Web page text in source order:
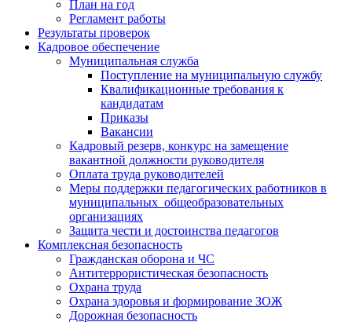
План на год
Регламент работы
Результаты проверок
Кадровое обеспечение
Муниципальная служба
Поступление на муниципальную службу
Квалификационные требования к
кандидатам
Приказы
Вакансии
Кадровый резерв, конкурс на замещение
вакантной должности руководителя
Оплата труда руководителей
Меры поддержки педагогических работников в
муниципальных общеобразовательных
организациях
Защита чести и достоинства педагогов
Комплексная безопасность
Гражданская оборона и ЧС
Антитеррористическая безопасность
Охрана труда
Охрана здоровья и формирование ЗОЖ
Дорожная безопасность